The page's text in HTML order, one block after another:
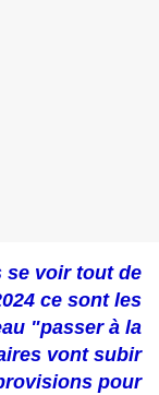
se voir tout de
ce sont les
"passer à la
vont subir
pour